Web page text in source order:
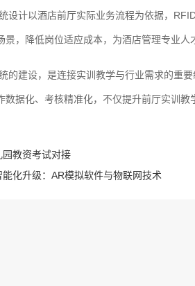
设计以酒店前厅实际业务流程为依据，
，降低岗位适应成本，为酒店管理专业人
的建设，是连接实训教学与行业需求的重
据化、考核精准化，不仅提升前厅实训教
教资考试对接
化升级：AR模拟软件与物联网技术